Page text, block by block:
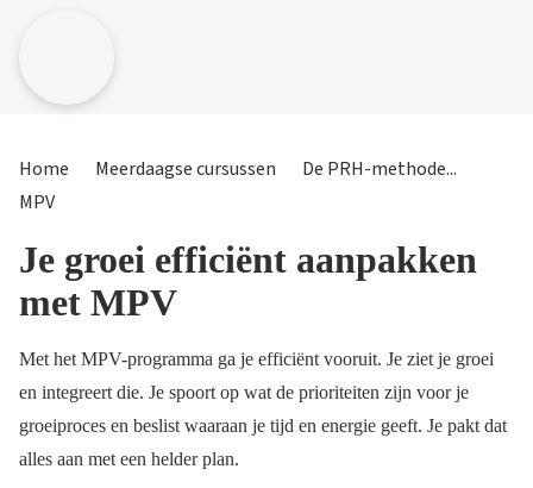
Home Meerdaagse cursussen
De PRH-methode...
MPV
Je groei efficiënt aanpakken
met MPV
Met het MPV-programma ga je efficiënt vooruit. Je ziet je groei
en integreert die. Je spoort op wat de prioriteiten zijn voor je
groeiproces en beslist waaraan je tijd en energie geeft. Je pakt dat
alles aan met een helder plan.